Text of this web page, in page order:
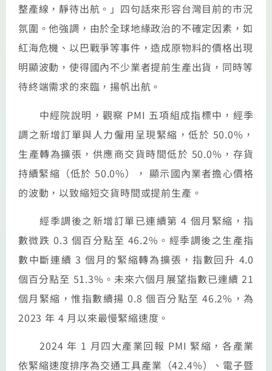
整產線，靜待出航。」四句話來形容台灣目前的市況
氛圍。他強調，由於全球地緣政治的不確定因素，如
紅海危機、以巴戰爭等事件，造成原物料的價格出現
明顯波動，使得國內不少業者提前生產出貨，同時等
待終端需求的來臨，揚帆出航。
中經院說明，觀察 PMI 五項組成指標中，經季
調之新增訂單與人力僱用呈現緊縮，低於 50.0%，
生產轉為擴張，供應商交貨時間低於 50.0%，存貨
持續緊縮（低於 50.0%）， 顯示國內業者擔心價格
的波動，以致縮短交貨時間或提前生產。
經季調後之新增訂單已連續第 4 個月緊縮，指
數微跌 0.3 個百分點至 46.2%。經季調後之生產指
數中斷連續 3 個月的緊縮轉為擴張，指數回升 4.0
個百分點至 51.3%。未來六個月展望指數已連續 21
個月緊縮，惟指數續揚 0.8 個百分點至 46.2%，為
2023 年 4 月以來最慢緊縮速度。
2024 年 1 月四大產業回報 PMI 緊縮，各產業
依緊縮速度排序為交通工具產業（42.4%）、電子暨